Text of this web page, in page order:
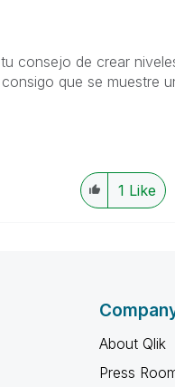
consejo de crear
que se muestre
1 Like
About Qlik
Press